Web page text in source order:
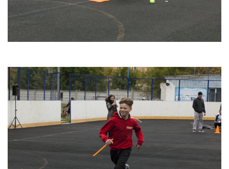
ГО и ЧС
О правилах безопасности при морозе
Безопасность дорожного движения
Безопасность на воде
Профилактика асоциального поведения
Безопасность в интернете
Мошенники не дремлют
ЭЛЕКТРИЧЕСКИЙ ТОК - ДЕТЯМ НЕ ДРУГ!
ОСТОРОЖНО, КЛЕЩИ!
Противодействие коррупции